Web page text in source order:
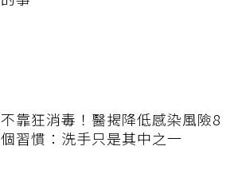
不靠狂消毒！醫揭降低感染風險8
個習慣：洗手只是其中之一